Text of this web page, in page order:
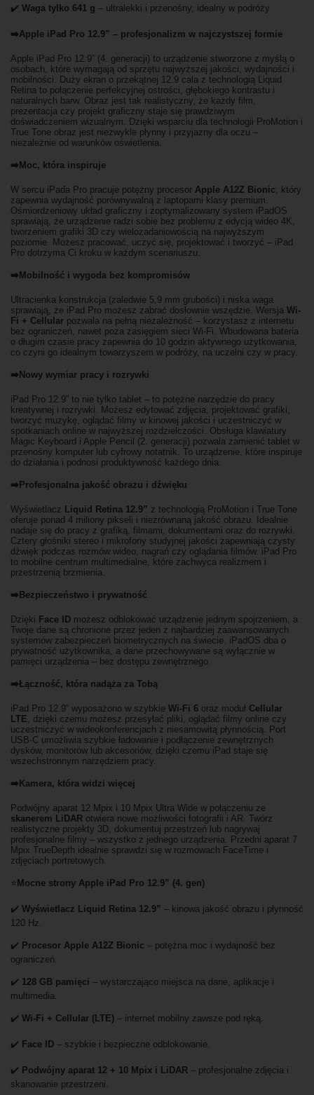
✔️ Waga tylko 641 g – ultralekki i przenośny, idealny w podróży
➡️Apple iPad Pro 12.9” – profesjonalizm w najczystszej formie
Apple iPad Pro 12.9” (4. generacji) to urządzenie stworzone z myślą o
osobach, które wymagają od sprzętu najwyższej jakości, wydajności i
mobilności. Duży ekran o przekątnej 12.9 cala z technologią Liquid
Retina to połączenie perfekcyjnej ostrości, głębokiego kontrastu i
naturalnych barw. Obraz jest tak realistyczny, że każdy film,
prezentacja czy projekt graficzny staje się prawdziwym
doświadczeniem wizualnym. Dzięki wsparciu dla technologii ProMotion i
True Tone obraz jest niezwykle płynny i przyjazny dla oczu –
niezależnie od warunków oświetlenia.
➡️Moc, która inspiruje
W sercu iPada Pro pracuje potężny procesor Apple A12Z Bionic, który
zapewnia wydajność porównywalną z laptopami klasy premium.
Ośmiordzeniowy układ graficzny i zoptymalizowany system iPadOS
sprawiają, że urządzenie radzi sobie bez problemu z edycją wideo 4K,
tworzeniem grafiki 3D czy wielozadaniowością na najwyższym
poziomie. Możesz pracować, uczyć się, projektować i tworzyć – iPad
Pro dotrzyma Ci kroku w każdym scenariuszu.
➡️Mobilność i wygoda bez kompromisów
Ultracienka konstrukcja (zaledwie 5,9 mm grubości) i niska waga
sprawiają, że iPad Pro możesz zabrać dosłownie wszędzie. Wersja Wi-
Fi + Cellular pozwala na pełną niezależność – korzystasz z internetu
bez ograniczeń, nawet poza zasięgiem sieci Wi-Fi. Wbudowana bateria
o długim czasie pracy zapewnia do 10 godzin aktywnego użytkowania,
co czyni go idealnym towarzyszem w podróży, na uczelni czy w pracy.
➡️Nowy wymiar pracy i rozrywki
iPad Pro 12.9” to nie tylko tablet – to potężne narzędzie do pracy
kreatywnej i rozrywki. Możesz edytować zdjęcia, projektować grafiki,
tworzyć muzykę, oglądać filmy w kinowej jakości i uczestniczyć w
spotkaniach online w najwyższej rozdzielczości. Obsługa klawiatury
Magic Keyboard i Apple Pencil (2. generacji) pozwala zamienić tablet w
przenośny komputer lub cyfrowy notatnik. To urządzenie, które inspiruje
do działania i podnosi produktywność każdego dnia.
➡️Profesjonalna jakość obrazu i dźwięku
Wyświetlacz Liquid Retina 12.9” z technologią ProMotion i True Tone
oferuje ponad 4 miliony pikseli i niezrównaną jakość obrazu. Idealnie
nadaje się do pracy z grafiką, filmami, dokumentami oraz do rozrywki.
Cztery głośniki stereo i mikrofony studyjnej jakości zapewniają czysty
dźwięk podczas rozmów wideo, nagrań czy oglądania filmów. iPad Pro
to mobilne centrum multimedialne, które zachwyca realizmem i
przestrzenią brzmienia.
➡️Bezpieczeństwo i prywatność
Dzięki Face ID możesz odblokować urządzenie jednym spojrzeniem, a
Twoje dane są chronione przez jeden z najbardziej zaawansowanych
systemów zabezpieczeń biometrycznych na świecie. iPadOS dba o
prywatność użytkownika, a dane przechowywane są wyłącznie w
pamięci urządzenia – bez dostępu zewnętrznego.
➡️Łączność, która nadąża za Tobą
iPad Pro 12.9” wyposażono w szybkie Wi-Fi 6 oraz moduł Cellular
LTE, dzięki czemu możesz przesyłać pliki, oglądać filmy online czy
uczestniczyć w wideokonferencjach z niesamowitą płynnością. Port
USB-C umożliwia szybkie ładowanie i podłączenie zewnętrznych
dysków, monitorów lub akcesoriów, dzięki czemu iPad staje się
wszechstronnym narzędziem pracy.
➡️Kamera, która widzi więcej
Podwójny aparat 12 Mpix i 10 Mpix Ultra Wide w połączeniu ze
skanerem LiDAR otwiera nowe możliwości fotografii i AR. Twórz
realistyczne projekty 3D, dokumentuj przestrzeń lub nagrywaj
profesjonalne filmy – wszystko z jednego urządzenia. Przedni aparat 7
Mpix TrueDepth idealnie sprawdzi się w rozmowach FaceTime i
zdjęciach portretowych.
⭐ Mocne strony Apple iPad Pro 12.9” (4. gen)
✔️ Wyświetlacz Liquid Retina 12.9” – kinowa jakość obrazu i płynność
120 Hz.
✔️ Procesor Apple A12Z Bionic – potężna moc i wydajność bez
ograniczeń.
✔️ 128 GB pamięci – wystarczająco miejsca na dane, aplikacje i
multimedia.
✔️ Wi-Fi + Cellular (LTE) – internet mobilny zawsze pod ręką.
✔️ Face ID – szybkie i bezpieczne odblokowanie.
✔️ Podwójny aparat 12 + 10 Mpix i LiDAR – profesjonalne zdjęcia i
skanowanie przestrzeni.